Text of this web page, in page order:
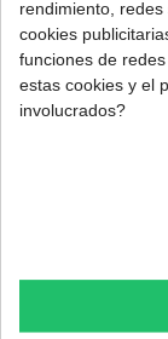
DESCRIPCIÓN
Pack ahorro 5
Gas
Capacidad
rendimiento,
cookies
funciones de
estas cookies y el
involucrados?